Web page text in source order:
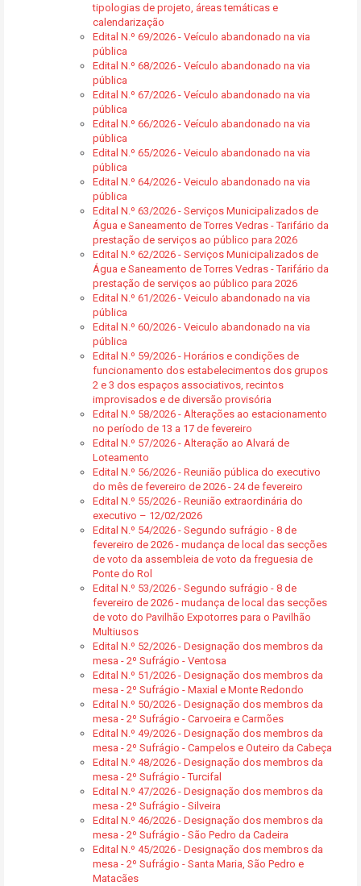
tipologias de projeto, áreas temáticas e
calendarização
Edital N.º 69/2026 - Veículo abandonado na via
pública
Edital N.º 68/2026 - Veículo abandonado na via
pública
Edital N.º 67/2026 - Veículo abandonado na via
pública
Edital N.º 66/2026 - Veículo abandonado na via
pública
Edital N.º 65/2026 - Veiculo abandonado na via
pública
Edital N.º 64/2026 - Veiculo abandonado na via
pública
Edital N.º 63/2026 - Serviços Municipalizados de
Água e Saneamento de Torres Vedras - Tarifário da
prestação de serviços ao público para 2026
Edital N.º 62/2026 - Serviços Municipalizados de
Água e Saneamento de Torres Vedras - Tarifário da
prestação de serviços ao público para 2026
Edital N.º 61/2026 - Veiculo abandonado na via
pública
Edital N.º 60/2026 - Veiculo abandonado na via
pública
Edital N.º 59/2026 - Horários e condições de
funcionamento dos estabelecimentos dos grupos
2 e 3 dos espaços associativos, recintos
improvisados e de diversão provisória
Edital N.º 58/2026 - Alterações ao estacionamento
no período de 13 a 17 de fevereiro
Edital N.º 57/2026 - Alteração ao Alvará de
Loteamento
Edital N.º 56/2026 - Reunião pública do executivo
do mês de fevereiro de 2026 - 24 de fevereiro
Edital N.º 55/2026 - Reunião extraordinária do
executivo – 12/02/2026
Edital N.º 54/2026 - Segundo sufrágio - 8 de
fevereiro de 2026 - mudança de local das secções
de voto da assembleia de voto da freguesia de
Ponte do Rol
Edital N.º 53/2026 - Segundo sufrágio - 8 de
fevereiro de 2026 - mudança de local das secções
de voto do Pavilhão Expotorres para o Pavilhão
Multiusos
Edital N.º 52/2026 - Designação dos membros da
mesa - 2º Sufrágio - Ventosa
Edital N.º 51/2026 - Designação dos membros da
mesa - 2º Sufrágio - Maxial e Monte Redondo
Edital N.º 50/2026 - Designação dos membros da
mesa - 2º Sufrágio - Carvoeira e Carmões
Edital N.º 49/2026 - Designação dos membros da
mesa - 2º Sufrágio - Campelos e Outeiro da Cabeça
Edital N.º 48/2026 - Designação dos membros da
mesa - 2º Sufrágio - Turcifal
Edital N.º 47/2026 - Designação dos membros da
mesa - 2º Sufrágio - Silveira
Edital N.º 46/2026 - Designação dos membros da
mesa - 2º Sufrágio - São Pedro da Cadeira
Edital N.º 45/2026 - Designação dos membros da
mesa - 2º Sufrágio - Santa Maria, São Pedro e
Matacães